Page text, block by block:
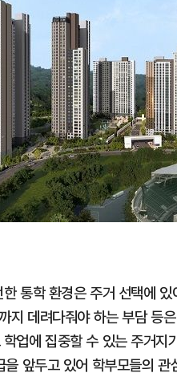
통학 환경은 주거 선택에
지 데려다줘야 하는 부담 등
업에 집중할 수 있는 주거
앞두고 있어 학부모들의 관